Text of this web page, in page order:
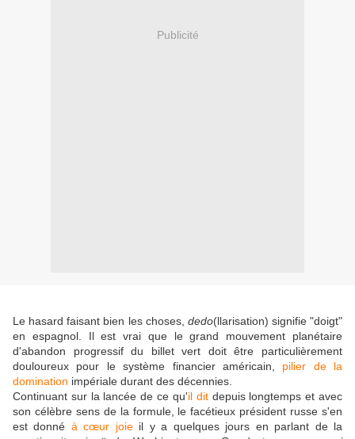
Publicité
Le hasard faisant bien les choses, dedo(llarisation) signifie "doigt"
en espagnol. Il est vrai que le grand mouvement planétaire
d'abandon progressif du billet vert doit être particulièrement
douloureux pour le système financier américain, pilier de la
domination impériale durant des décennies.
Continuant sur la lancée de ce qu'il ditdepuis longtemps et avec
son célèbre sens de la formule, le facétieux président russe s'en
est donné à cœur joieil y a quelques jours en parlant de la